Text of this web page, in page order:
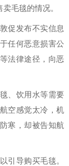
毛毯的情况。
促发布不实信息
任何恶意损害公
法律途径，向恶
、饮用水等需要
空感觉太冷，机
寒，却被告知航
导购买毛毯。